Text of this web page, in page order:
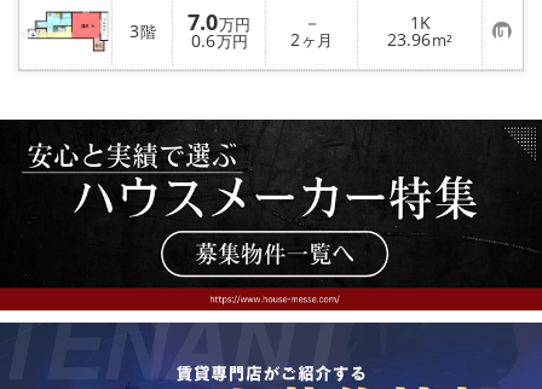
会社概要
メールでお問い合わせ
3階 7.0万円
0.6万円
－
2ヶ月
1K
23.96m² お
気
に
登